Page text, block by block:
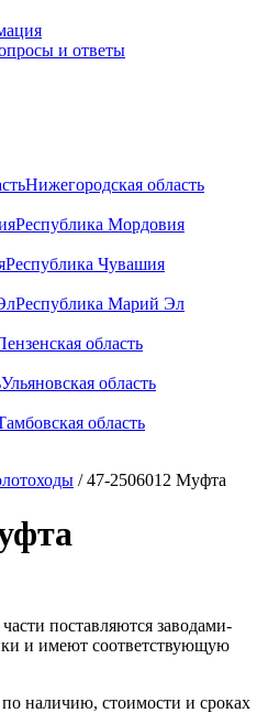
и ответы
Нижегородская область
Республика Мордовия
Республика Чувашия
Республика Марий Эл
область
Ульяновская область
область
/47-2506012 Муфта
поставляются заводами-
и имеют соответствующую
наличию, стоимости и сроках